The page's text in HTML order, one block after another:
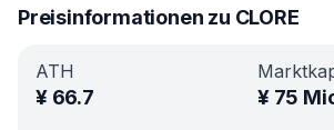
Preisinformationen zu CLORE
ATH
¥ 66.7 ¥ 75